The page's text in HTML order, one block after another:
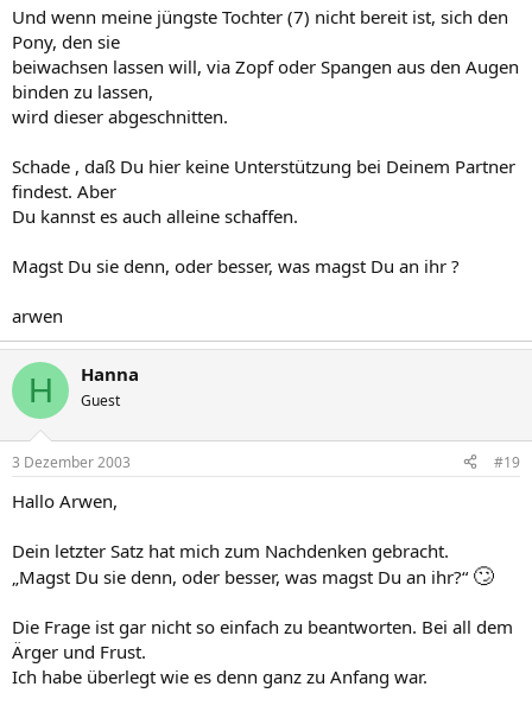
Und wenn meine jüngste Tochter (7) nicht bereit ist, sich den
Pony, den sie
beiwachsen lassen will, via Zopf oder Spangen aus den Augen
binden zu lassen,
wird dieser abgeschnitten.
Schade , daß Du hier keine Unterstützung bei Deinem Partner
findest. Aber
Du kannst es auch alleine schaffen.
Magst Du sie denn, oder besser, was magst Du an ihr ?
arwen
H Hanna
Guest
3 Dezember 2003 #19
Hallo Arwen,
Dein letzter Satz hat mich zum Nachdenken gebracht.
„Magst Du sie denn, oder besser, was magst Du an ihr?“ 🙄
Die Frage ist gar nicht so einfach zu beantworten. Bei all dem
Ärger und Frust.
Ich habe überlegt wie es denn ganz zu Anfang war.